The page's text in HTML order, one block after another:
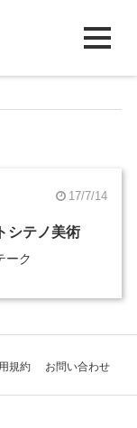
17/7/14
シテノ美術
ーク
規約 お問い合わせ